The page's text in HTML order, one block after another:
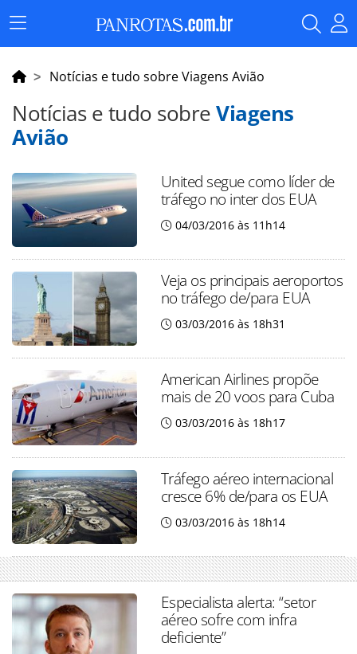
Menu
Principal
Notícias e tudo sobre Viagens Avião
Notícias e tudo sobreViagens
Avião
United segue como líder de
tráfego no inter dos EUA
04/03/2016 às 11h14
Veja os principais aeroportos
no tráfego de/para EUA
03/03/2016 às 18h31
American Airlines propõe
mais de 20 voos para Cuba
03/03/2016 às 18h17
Tráfego aéreo internacional
cresce 6% de/para os EUA
03/03/2016 às 18h14
Especialista alerta: “setor
aéreo sofre com infra
deficiente”